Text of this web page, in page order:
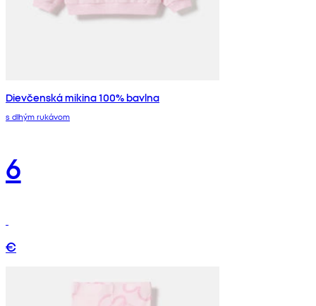
Dievčenská mikina 100% bavlna
s dlhým rukávom
6
€